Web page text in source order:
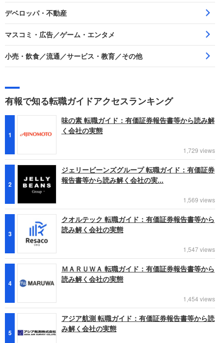
デベロッパ・不動産
マスコミ・広告／ゲーム・エンタメ
小売・飲食／流通／サービス・教育／その他
有報で知る転職ガイドアクセスランキング
1
味の素 転職ガイド：有価証券報告書等から読み解
く会社の実態
1,729 views
2
ジェリービーンズグループ 転職ガイド：有価証券
報告書等から読み解く会社の実...
1,569 views
3
クオルテック 転職ガイド：有価証券報告書等から
読み解く会社の実態
1,547 views
4
ＭＡＲＵＷＡ 転職ガイド：有価証券報告書等から
読み解く会社の実態
1,454 views
5
アジア航測 転職ガイド：有価証券報告書等から読
み解く会社の実態